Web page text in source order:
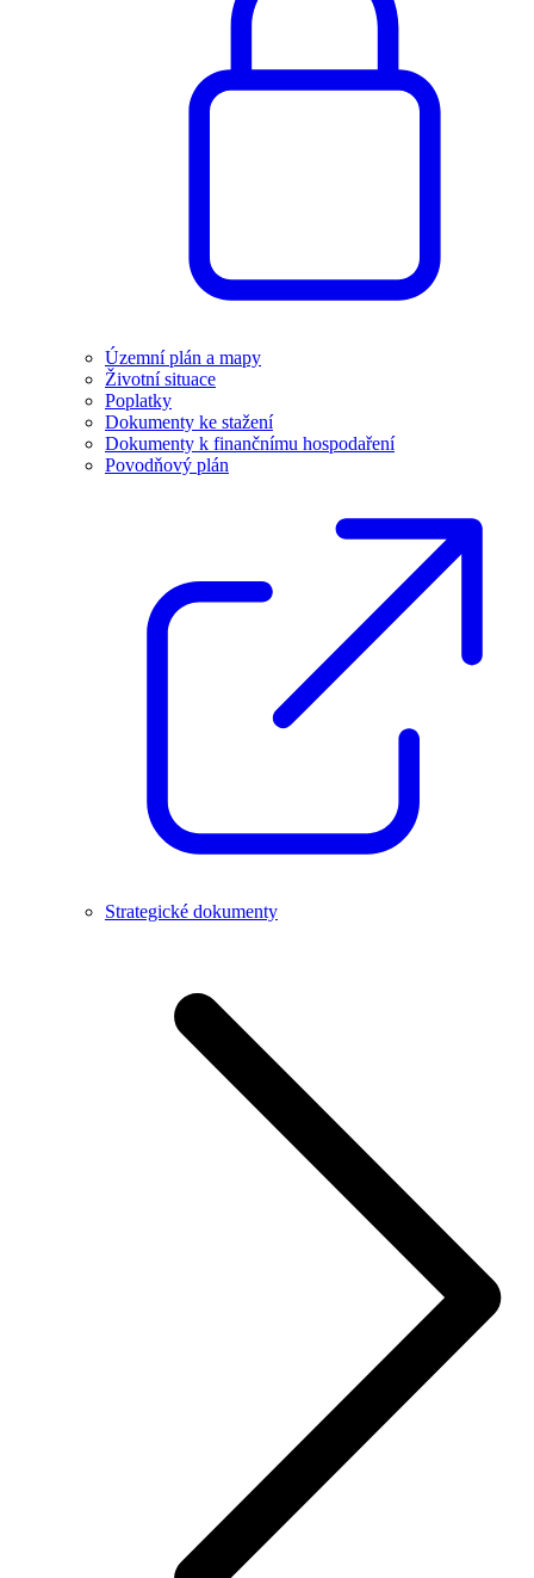
Územní plán a mapy
Životní situace
Poplatky
Dokumenty ke stažení
Dokumenty k finančnímu hospodaření
Povodňový plán
Strategické dokumenty